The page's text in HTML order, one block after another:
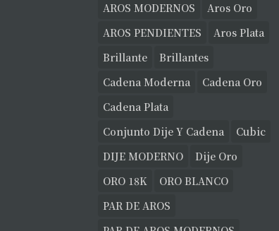
AROS MODERNOS
Aros Oro
AROS PENDIENTES
Aros Plata
Brillante
Brillantes
Cadena Moderna
Cadena Oro
Cadena Plata
Conjunto Dije Y Cadena
Cubic
DIJE MODERNO
Dije Oro
ORO 18K
ORO BLANCO
PAR DE AROS